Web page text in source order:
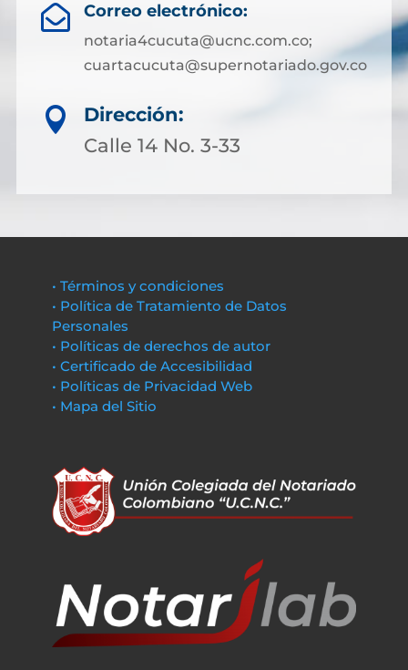
 Correo electrónico:
notaria4cucuta@ucnc.com.co;
cuartacucuta@supernotariado.gov.co

Dirección:
Calle 14 No. 3-33
• Términos y condiciones
• Política de Tratamiento de Datos
Personales
• Políticas de derechos de autor
• Certificado de Accesibilidad
• Políticas de Privacidad Web
• Mapa del Sitio